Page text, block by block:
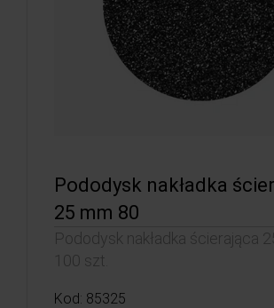
Pododysk nakładka
25 mm 80
Pododysk nakładka ścierająca
100 szt.
Kod: 85325